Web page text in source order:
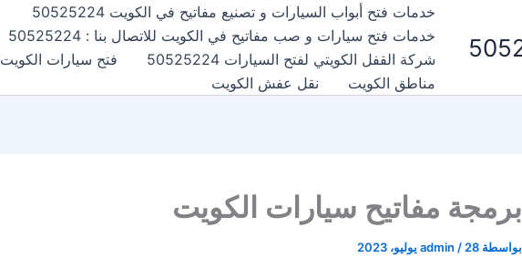
خدمات فتح أبواب السيارات و تصنيع مفاتيح في الكويت 50525224
خدمات فتح سيارات و صب مفاتيح في الكويت للاتصال بنا : 50525224
شركة القفل الكويتي لفتح السيارات 50525224
فتح سيارات الكويت50525224
مناطق الكويت
نقل عفش الكويت
برمجة مفاتيح سيارات الكويت
بواسطة admin / 28 يوليو، 2023